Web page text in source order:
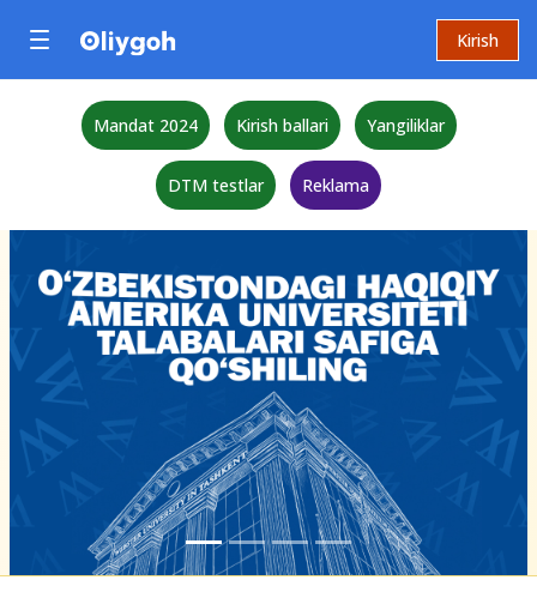
Kirish
Mandat 2024 Kirish ballari Yangiliklar
DTM testlar Reklama